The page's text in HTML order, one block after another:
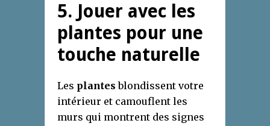
5. Jouer avec les
plantes pour une
touche naturelle
Les plantes blondissent votre
intérieur et camouflent les
murs qui montrent des signes